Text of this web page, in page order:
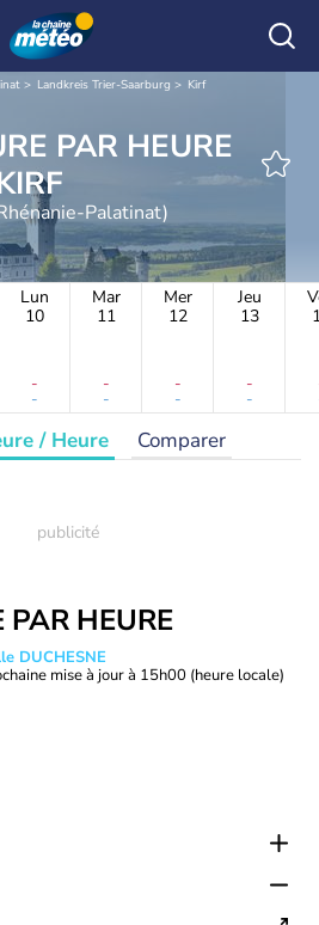
Landkreis Trier-Saarburg Kirf
PAR HEURE
Palatinat)
Lun
10
-
-
Mar
11
-
-
Mer
12
-
-
Jeu
13
-
-
/ Heure Comparer
PAR HEURE
DUCHESNE
mise à jour à 15h00 (heure locale)